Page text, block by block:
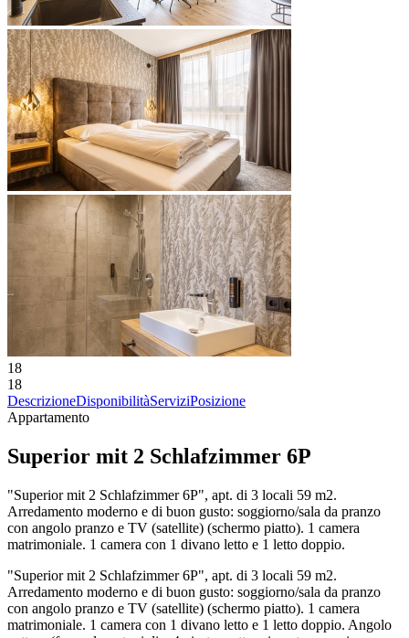
18
18
DescrizioneDisponibilitàServiziPosizione
Appartamento
Superior mit 2 Schlafzimmer 6P
"Superior mit 2 Schlafzimmer 6P", apt. di 3 locali 59 m2.
Arredamento moderno e di buon gusto: soggiorno/sala da pranzo
con angolo pranzo e TV (satellite) (schermo piatto). 1 camera
matrimoniale. 1 camera con 1 divano letto e 1 letto doppio.
"Superior mit 2 Schlafzimmer 6P", apt. di 3 locali 59 m2.
Arredamento moderno e di buon gusto: soggiorno/sala da pranzo
con angolo pranzo e TV (satellite) (schermo piatto). 1 camera
matrimoniale. 1 camera con 1 divano letto e 1 letto doppio. Angolo